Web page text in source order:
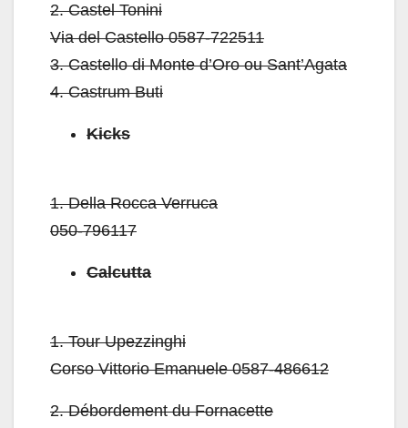
2. Castel Tonini
Via del Castello 0587-722511
3. Castello di Monte d’Oro ou Sant’Agata
4. Castrum Buti
Kicks
1. Della Rocca Verruca
050-796117
Calcutta
1. Tour Upezzinghi
Corso Vittorio Emanuele 0587-486612
2. Débordement du Fornacette